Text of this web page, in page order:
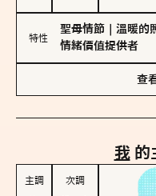
特性
聖母情節 溫暖的
情緒價值提供者
查
我 的
主調 次調